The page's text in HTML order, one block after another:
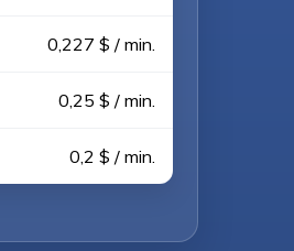
0,227 $ / min.
0,25 $ / min.
0,2 $ / min.